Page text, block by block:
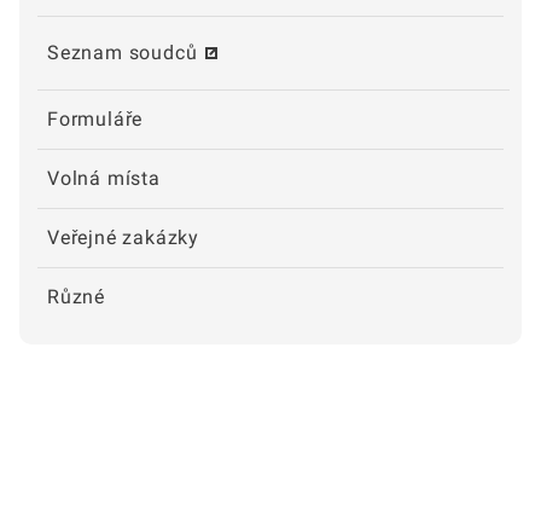
Seznam soudců
Formuláře
Volná místa
Veřejné zakázky
Různé